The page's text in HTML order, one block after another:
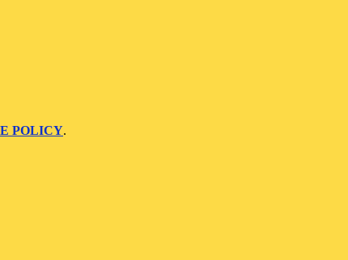
POLICY.